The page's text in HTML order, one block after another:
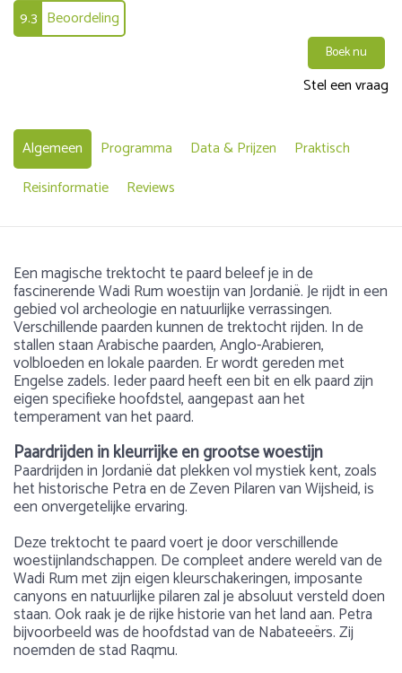
9.3 Beoordeling
Boek nu
Stel een vraag
Algemeen Programma Data & Prijzen
Praktisch
Reisinformatie
Reviews
Een magische trektocht te paard beleef je in de
fascinerende Wadi Rum woestijn van Jordanië. Je rijdt in een
gebied vol archeologie en natuurlijke verrassingen.
Verschillende paarden kunnen de trektocht rijden. In de
stallen staan Arabische paarden, Anglo-Arabieren,
volbloeden en lokale paarden. Er wordt gereden met
Engelse zadels. Ieder paard heeft een bit en elk paard zijn
eigen specifieke hoofdstel, aangepast aan het
temperament van het paard.
Paardrijden in kleurrijke en grootse woestijn
Paardrijden in Jordanië dat plekken vol mystiek kent, zoals
het historische Petra en de Zeven Pilaren van Wijsheid, is
een onvergetelijke ervaring.
Deze trektocht te paard voert je door verschillende
woestijnlandschappen. De compleet andere wereld van de
Wadi Rum met zijn eigen kleurschakeringen, imposante
canyons en natuurlijke pilaren zal je absoluut versteld doen
staan. Ook raak je de rijke historie van het land aan. Petra
bijvoorbeeld was de hoofdstad van de Nabateeërs. Zij
noemden de stad Raqmu.